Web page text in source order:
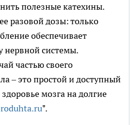
полезные катехины.
разовой дозы: только
обеспечивает
нервной системы.
частью своего
– это простой и доступный
мозга на долгие
".